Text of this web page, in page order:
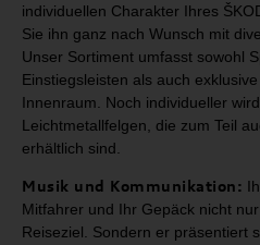
individuellen Charakter Ihres
Sie ihn ganz nach Wunsch mit
Unser Sortiment umfasst sowohl
Einstiegsleisten als auch
Innenraum. Noch individueller
Leichtmetallfelgen, die zum Teil
erhältlich sind.
Musik und Kommunikation:
Mitfahrer und Ihr Gepäck nicht nur
Reiseziel. Sondern er präsentiert